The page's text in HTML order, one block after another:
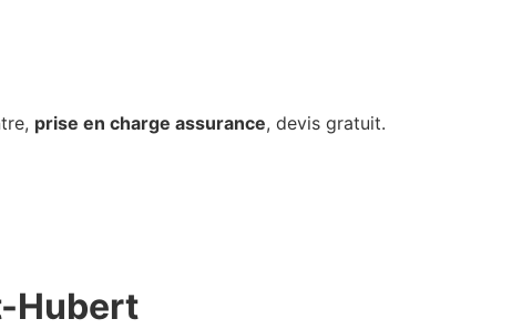
prise en charge assurance, devis gratuit.
Hubert